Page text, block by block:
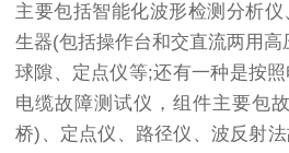
主要包括智能化波形检测分析
生器(包括操作台和交直流两用高
球隙、定点仪等;还有一种是按
电缆故障测试仪，组件主要包
桥)、定点仪、路径仪、波反射